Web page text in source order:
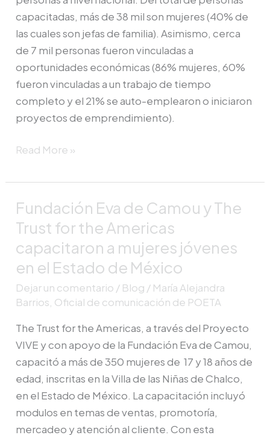
capacitadas, más de 38 mil son mujeres (40% de
las cuales son jefas de familia). Asimismo, cerca
de 7 mil personas fueron vinculadas a
oportunidades económicas (86% mujeres, 60%
fueron vinculadas a un trabajo de tiempo
completo y el 21% se auto-emplearon o iniciaron
proyectos de emprendimiento).
Read More »
Fundación Eva de Camou y The
Trust for the Americas
capacitaron a mujeres jóvenes
en el Estado de México
Dejar un comentario / Blog / María Alejandra
Barrios, Oficial de comunicación de POETA
The Trust for the Americas, a través del Proyecto
VIVE y con apoyo de la Fundación Eva de Camou,
capacitó a más de 350 mujeres de 17 y 18 años de
edad, inscritas en la Villa de las Niñas de Chalco,
en el Estado de México. La capacitación incluyó
modulos en temas de ventas, promotoría,
mercadeo y atención al cliente. Con esta
Fundación
Eva
Camou
y
The
Trust
for
the
Americas
capacitaron
a
mujeres
jóvenes